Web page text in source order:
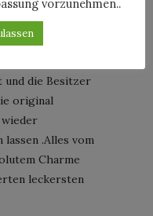
und die Besitzer
original
.Alles vom
Charme
leckersten
vorzunehmen..